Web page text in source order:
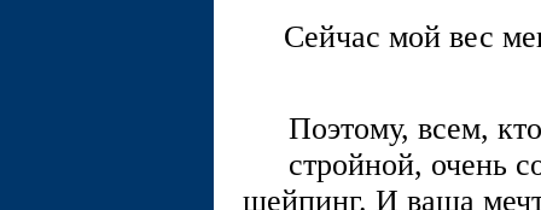
Сейчас мой вес
Поэтому, всем,
стройной, очень
шейпинг. И ваша